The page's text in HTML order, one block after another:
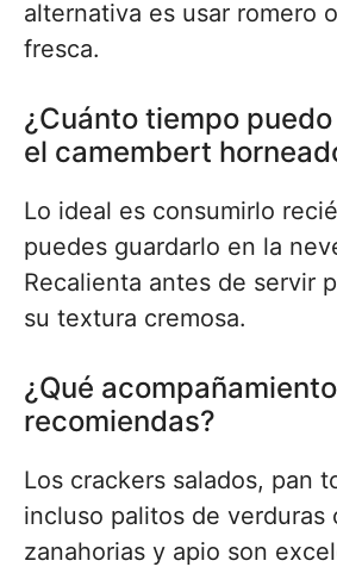
alternativa es usar romero
fresca.
¿Cuánto tiempo
el camembert
Lo ideal es consumirlo
puedes guardarlo en la
Recalienta antes de servir
su textura cremosa.
¿Qué
recomiendas?
Los crackers salados, pan
incluso palitos de verduras
zanahorias y apio son